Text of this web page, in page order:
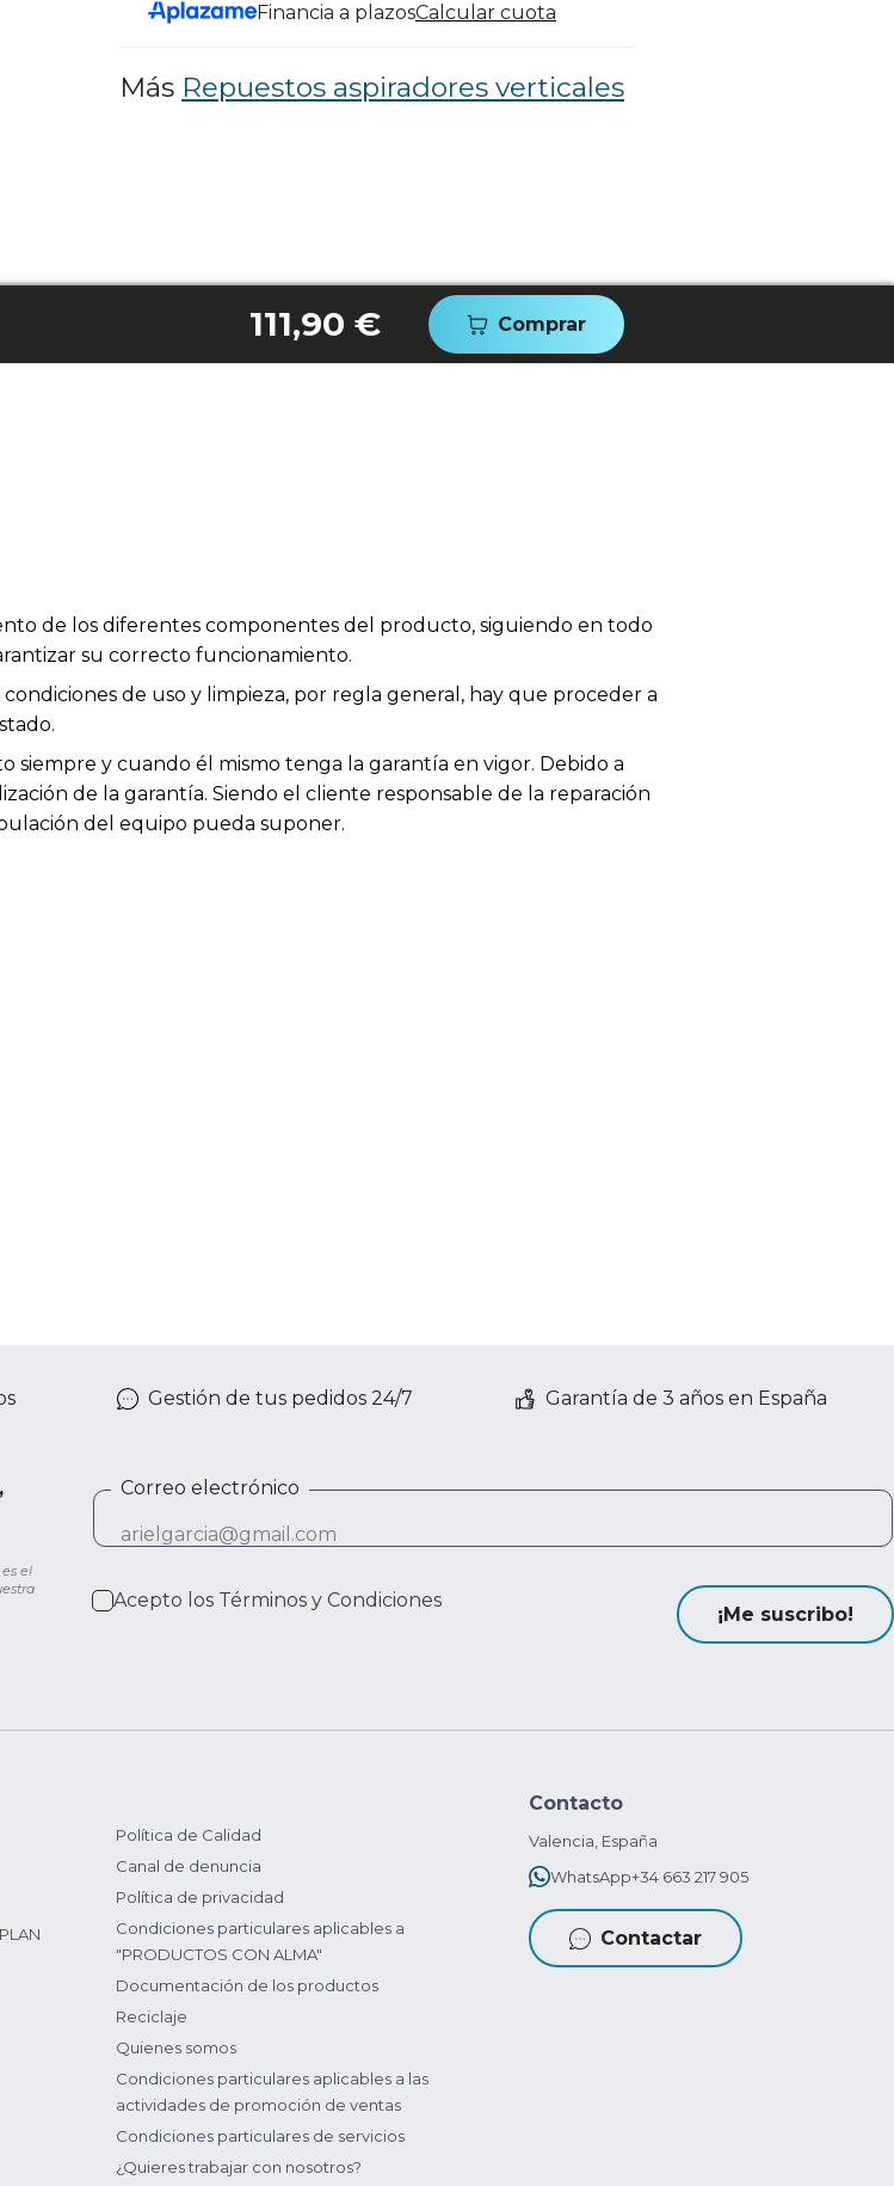
Financia a plazosCalcular cuota
Más Repuestos aspiradores verticales
111,90 € Comprar
de los diferentes componentes del producto, siguiendo en todo
su correcto funcionamiento.
de uso y limpieza, por regla general, hay que proceder a
y cuando él mismo tenga la garantía en vigor. Debido a
de la garantía. Siendo el cliente responsable de la reparación
del equipo pueda suponer.
Gestión de tus pedidos 24/7 Garantía de 3 años en España
el
Correo electrónico
Acepto los Términos y Condiciones
¡Me suscribo!
Política de Calidad
Canal de denuncia
Política de privacidad
Condiciones particulares aplicables a
"PRODUCTOS CON ALMA"
Documentación de los productos
Reciclaje
Quienes somos
Condiciones particulares aplicables a las
actividades de promoción de ventas
Condiciones particulares de servicios
¿Quieres trabajar con nosotros?
Contacto
Valencia, España
WhatsApp+34 663 217 905
Contactar